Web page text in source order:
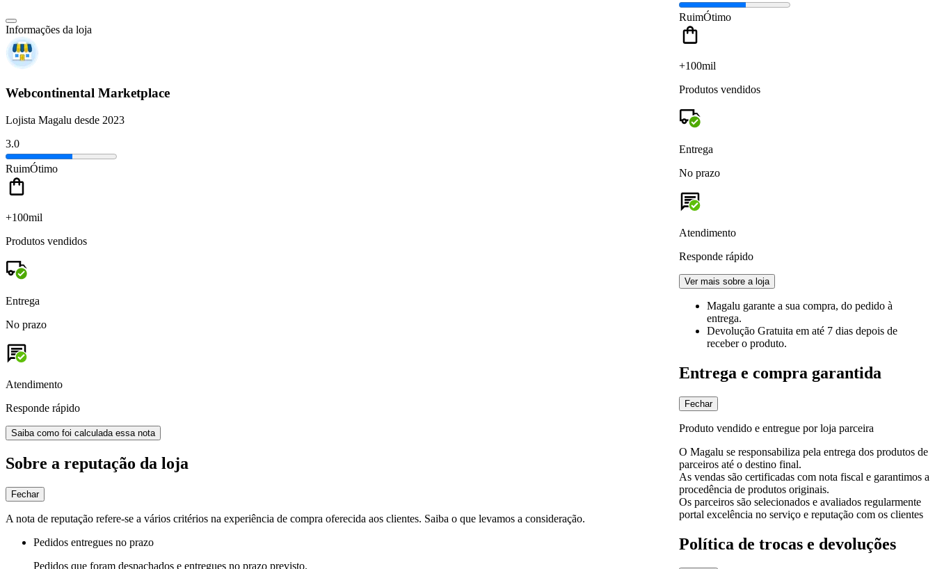
Informações da loja
Webcontinental Marketplace
Lojista Magalu desde 2023
3.0
RuimÓtimo
+100mil
Produtos vendidos
Entrega
No prazo
Atendimento
Responde rápido
Saiba como foi calculada essa nota
Sobre a reputação da loja
Fechar
A nota de reputação refere-se a vários critérios na experiência de compra oferecida aos clientes. Saiba o que levamos a consideração.
Pedidos entregues no prazo
Pedidos que foram despachados e entregues no prazo previsto.
RuimÓtimo
+100mil
Produtos vendidos
Entrega
No prazo
Atendimento
Responde rápido
Ver mais sobre a loja
Magalu garante a sua compra, do pedido à
entrega.
Devolução Gratuita em até 7 dias depois de
receber o produto.
Entrega e compra garantida
Fechar
Produto vendido e entregue por loja parceira
O Magalu se responsabiliza pela entrega dos produtos de
parceiros até o destino final.
As vendas são certificadas com nota fiscal e garantimos a
procedência de produtos originais.
Os parceiros são selecionados e avaliados regularmente
portal excelência no serviço e reputação com os clientes
Política de trocas e devoluções